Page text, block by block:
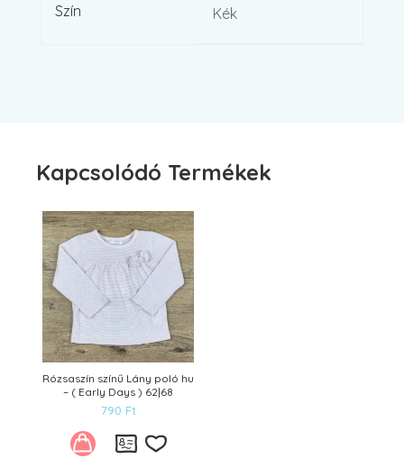
Szín Kék
Kapcsolódó Termékek
Rózsaszín színű Lány poló hu
– ( Early Days ) 62|68
790 Ft